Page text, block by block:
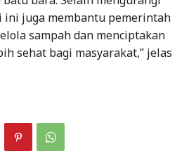
ini juga membantu pemerintah
sampah dan menciptakan
sehat bagi masyarakat,” jelas